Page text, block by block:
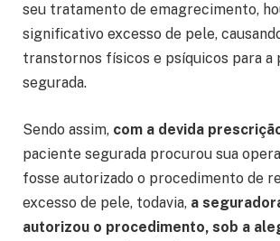
seu tratamento de emagrecimento,
significativo excesso de pele,
transtornos físicos e psíquicos para a
segurada.
Sendo assim, com a devida
paciente segurada procurou sua
fosse autorizado o procedimento de
excesso de pele, todavia, a
autorizou o procedimento, sob a